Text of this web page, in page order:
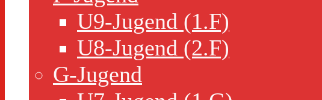
U9-Jugend (1.F)
U8-Jugend (2.F)
G-Jugend